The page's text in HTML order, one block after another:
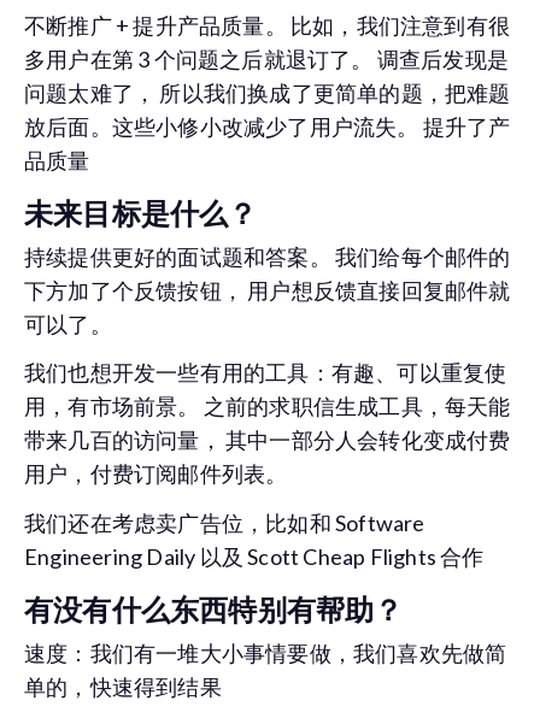
不断推广 + 提升产品质量。 比如，我们注意到有很
多用户在第 3 个问题之后就退订了。 调查后发现是
问题太难了， 所以我们换成了更简单的题，把难题
放后面。这些小修小改减少了用户流失。 提升了产
品质量
未来目标是什么？
持续提供更好的面试题和答案。 我们给每个邮件的
下方加了个反馈按钮， 用户想反馈直接回复邮件就
可以了。
我们也想开发一些有用的工具：有趣、可以重复使
用，有市场前景。 之前的求职信生成工具，每天能
带来几百的访问量， 其中一部分人会转化变成付费
用户，付费订阅邮件列表。
我们还在考虑卖广告位，比如和 Software
Engineering Daily 以及 Scott Cheap Flights 合作
有没有什么东西特别有帮助？
速度：我们有一堆大小事情要做，我们喜欢先做简
单的，快速得到结果